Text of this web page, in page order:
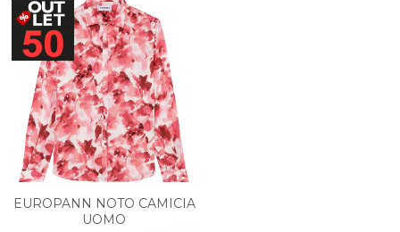
EUROPANN NOTO CAMICIA
UOMO